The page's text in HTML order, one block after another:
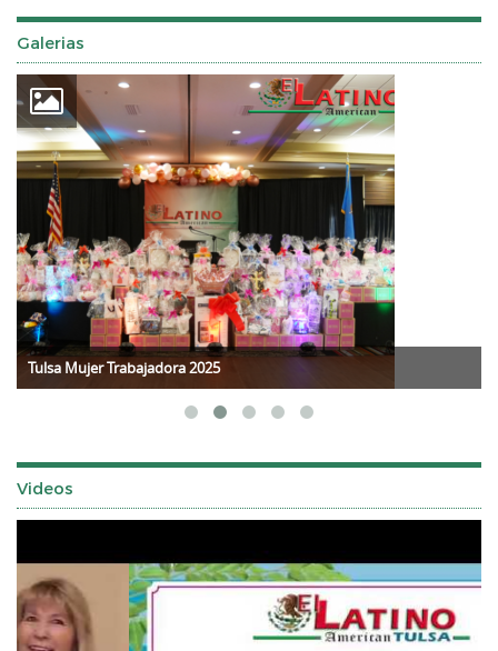
Galerias
Tulsa Mujer Trabajadora 2025
Videos